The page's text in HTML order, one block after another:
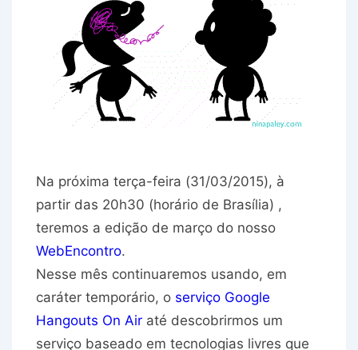
Na próxima terça-feira (31/03/2015), à
partir das 20h30 (horário de Brasília) ,
teremos a edição de março do nosso
WebEncontro.
Nesse mês continuaremos usando, em
caráter temporário, o serviço Google
Hangouts On Air até descobrirmos um
serviço baseado em tecnologias livres que